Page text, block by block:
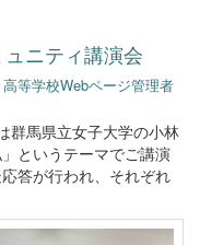
ニティ講演会
等学校Webページ管理者
群馬県立女子大学の小林
というテーマでご講演
答が行われ、それぞれ